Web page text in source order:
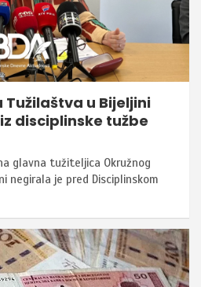
u Bijeljini
disciplinske tužbe
glavna tužiteljica Okružnog
negirala je pred Disciplinskom